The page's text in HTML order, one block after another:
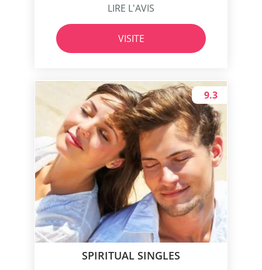
LIRE L'AVIS
VISITE
SPIRITUAL SINGLES
9.3